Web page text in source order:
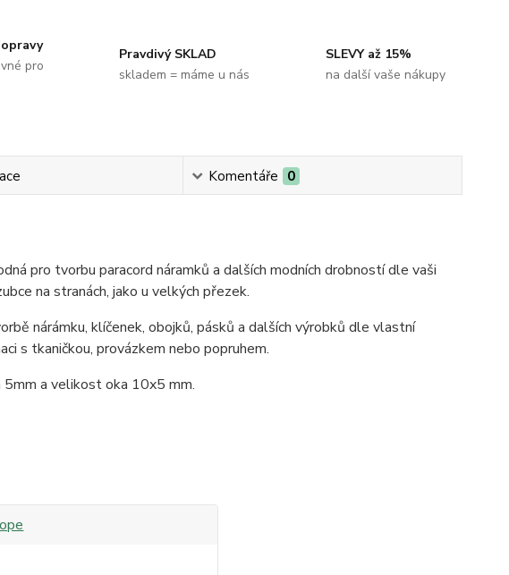
pro
Pravdivý SKLAD
skladem = máme u nás
SLEVY až 15%
na další vaše nákupy
Komentáře 0
pro tvorbu paracord náramků a dalších modních drobností dle vaši
na stranách, jako u velkých přezek.
nárámku, klíčenek, obojků, pásků a dalších výrobků dle vlastní
s tkaničkou, provázkem nebo popruhem.
a velikost oka 10x5 mm.